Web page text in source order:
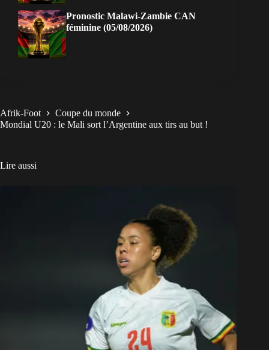
Pronostic Malawi-Zambie CAN
féminine (05/08/2026)
Afrik-Foot
Coupe du monde
Mondial U20 : le Mali sort l’Argentine aux tirs au but !
Lire aussi